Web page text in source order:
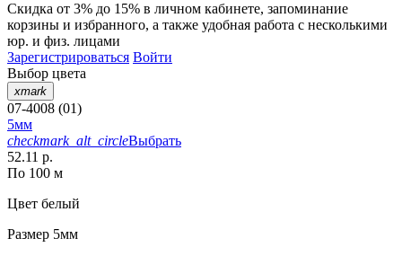
Скидка от 3% до 15% в личном кабинете, запоминание
корзины и избранного, а также удобная работа с несколькими
юр. и физ. лицами
Зарегистрироваться Войти
Выбор цвета
xmark
07-4008 (01)
5мм
checkmark_alt_circleВыбрать
52.11 р.
По 100 м
Цвет белый
Размер 5мм